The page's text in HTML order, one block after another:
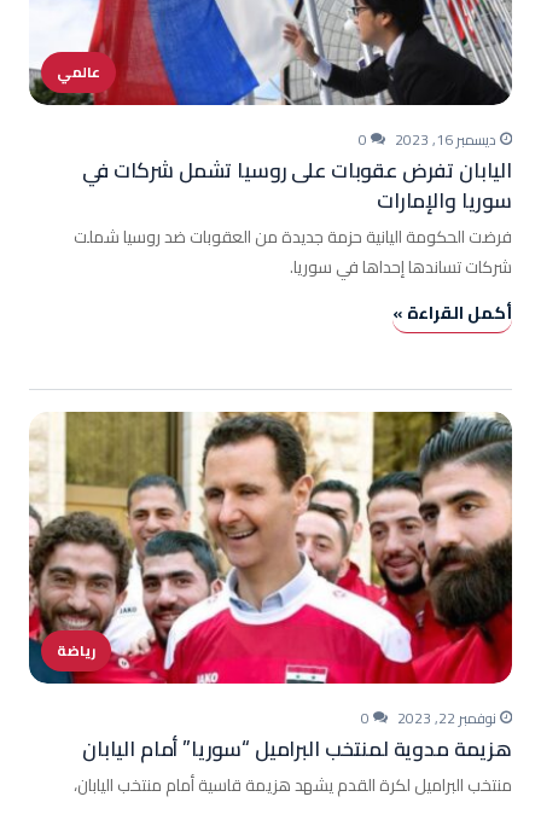
عالمي
ديسمبر 16, 2023 0
اليابان تفرض عقوبات على روسيا تشمل شركات في
سوريا والإمارات
فرضت الحكومة اليانية حزمة جديدة من العقوبات ضد روسيا شملت
شركات تساندها إحداها في سوريا.
أكمل القراءة »
رياضة
نوفمبر 22, 2023 0
هزيمة مدوية لمنتخب البراميل “سوريا” أمام اليابان
منتخب البراميل لكرة القدم يشهد هزيمة قاسية أمام منتخب اليابان،